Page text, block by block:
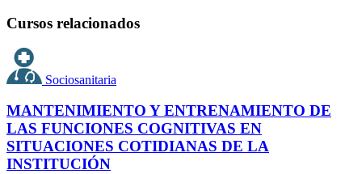
Cursos relacionados
Sociosanitaria
MANTENIMIENTO Y ENTRENAMIENTO DE
LAS FUNCIONES COGNITIVAS EN
SITUACIONES COTIDIANAS DE LA
INSTITUCIÓN